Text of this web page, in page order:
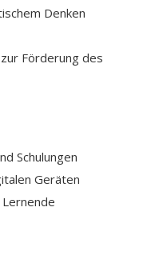
Denken
Förderung des
Schulungen
Geräten